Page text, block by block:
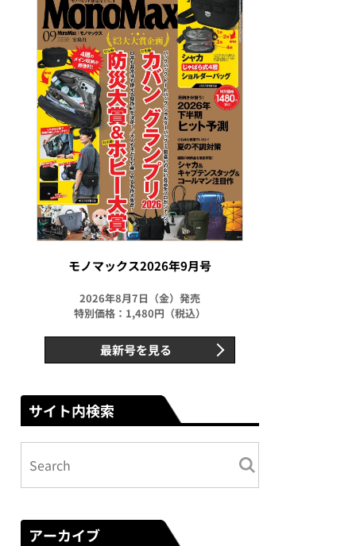
モノマックス2026年9月号
2026年8月7日（金）発売
特別価格：1,480円（税込）
最新号を見る
サイト内検索
アーカイブ